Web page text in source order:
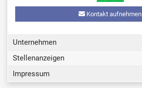
Kontakt aufnehmen
Unternehmen
Stellenanzeigen
Impressum